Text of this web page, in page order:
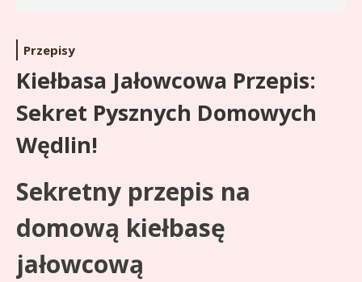
Przepisy
Kiełbasa Jałowcowa Przepis:
Sekret Pysznych Domowych
Wędlin!
Sekretny przepis na
domową kiełbasę
jałowcową